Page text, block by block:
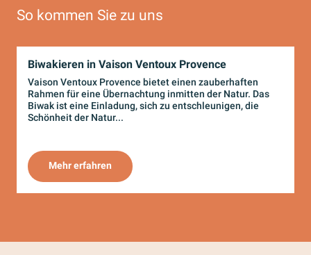
So kommen Sie zu uns
Biwakieren in Vaison Ventoux Provence
Vaison Ventoux Provence bietet einen zauberhaften
Rahmen für eine Übernachtung inmitten der Natur. Das
Biwak ist eine Einladung, sich zu entschleunigen, die
Schönheit der Natur...
Mehr erfahren